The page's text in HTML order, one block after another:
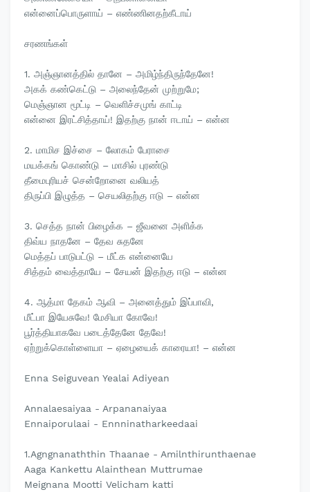
என்னைப்பொருளாய் – எண்ணினதற்கீடாய்
சரணங்கள்
1. அஞ்ஞானத்தில் தானே – அமிழ்ந்திருந்தேனே!
அகக் கண்கெட்டு – அலைந்தேன் முற்றுமே;
மெஞ்ஞான மூட்டி – வெளிச்சமுங் காட்டி
என்னை இரட்சித்தாய்! இதற்கு நான் ஈடாய் – என்ன
2. மாமிச இச்சை – லோகம் பேராசை
மயக்கங் கொண்டு – மாசில் புரண்டு
தீமைபுரியச் சென்றோனை வலியத்
திருப்பி இழுத்த – செயலிதற்கு ஈடு – என்ன
3. செத்த நான் பிழைக்க – ஜீவனை அளிக்க
திவ்ய நாதனே – தேவ சுதனே
மெத்தப் பாடுபட்டு – மீட்க என்னையே
சித்தம் வைத்தாயே – சேயன் இதற்கு ஈடு – என்ன
4. ஆத்மா தேகம் ஆவி – அனைத்தும் இப்பாவி,
மீட்பா இயேசுவே! மேசியா கோவே!
பூர்த்தியாகவே படைத்தேனே தேவே!
ஏற்றுக்கொள்ளையா – ஏழையைக் காரையா! – என்ன
Enna Seiguvean Yealai Adiyean
Annalaesaiyaa - Arpananaiyaa
Ennaiporulaai - Ennninatharkeedaai
1.Agngnanaththin Thaanae - Amilnthirunthaenae
Aaga Kankettu Alainthean Muttrumae
Meignana Mootti Velicham katti